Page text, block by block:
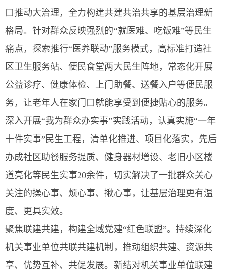
口推动大治理，全力构建共建共治共享的基层治理新
格局。针对群众反映强烈的“就医难、吃饭难”等民生
痛点，探索推行“医养联动”服务模式，高标准打造社
区卫生服务站、便民食堂两大民生阵地，常态化开展
公益诊疗、健康体检、上门助餐、送餐入户等便民服
务，让老年人在家门口就能享受到便捷贴心的服务。
深入开展“我为群众办实事”实践活动，认真实施“一年
十件实事”民生工程，清单化推进、项目化落实，先后
办成社区助餐服务提质、健身器材增设、老旧小区楼
道亮化等民生实事20余件，切实解决了一批群众关心
关注的操心事、烦心事、揪心事，让基层治理更有温
度、更具实效。
聚焦联建共建，构建全域党建“红色联盟”。持续深化
机关事业单位共联共建机制，推动组织共建、资源共
享、优势互补、共促发展。新结对机关事业单位联建